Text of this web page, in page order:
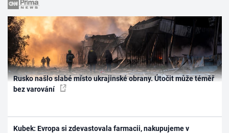
Rusko našlo slabé místo ukrajinské obrany. Útočit může téměř
bez varování
Kubek: Evropa si zdevastovala farmacii, nakupujeme v